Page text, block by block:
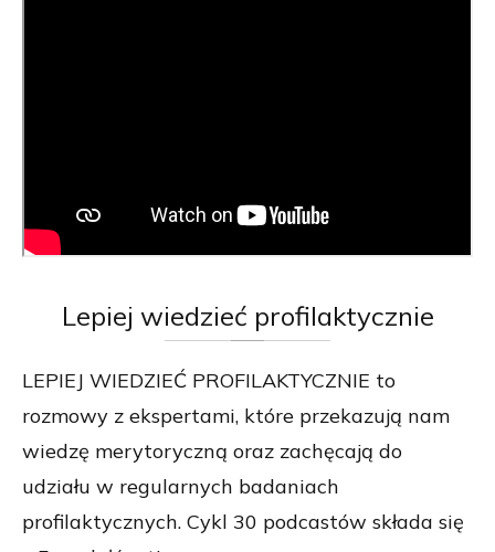
Lepiej wiedzieć profilaktycznie
LEPIEJ WIEDZIEĆ PROFILAKTYCZNIE to
rozmowy z ekspertami, które przekazują nam
wiedzę merytoryczną oraz zachęcają do
udziału w regularnych badaniach
profilaktycznych. Cykl 30 podcastów składa się